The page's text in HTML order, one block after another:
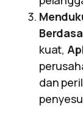
kuat,
dan